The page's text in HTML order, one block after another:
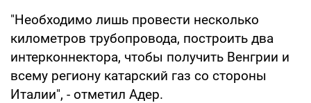
"Необходимо лишь провести несколько
километров трубопровода, построить два
интерконнектора, чтобы получить Венгрии и
всему региону катарский газ со стороны
Италии", - отметил Адер.